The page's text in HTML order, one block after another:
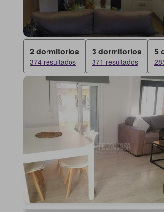
2 dormitorios
374 resultados
3 dormitorios
371 resultados
5